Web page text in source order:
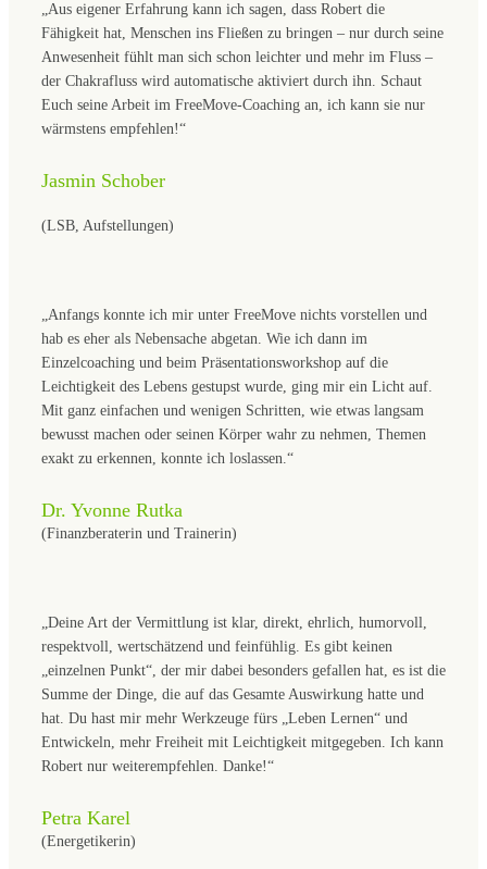
„Aus eigener Erfahrung kann ich sagen, dass Robert die
Fähigkeit hat, Menschen ins Fließen zu bringen – nur durch seine
Anwesenheit fühlt man sich schon leichter und mehr im Fluss –
der Chakrafluss wird automatische aktiviert durch ihn. Schaut
Euch seine Arbeit im FreeMove-Coaching an, ich kann sie nur
wärmstens empfehlen!“
Jasmin Schober
(LSB, Aufstellungen)
„Anfangs konnte ich mir unter FreeMove nichts vorstellen und
hab es eher als Nebensache abgetan. Wie ich dann im
Einzelcoaching und beim Präsentationsworkshop auf die
Leichtigkeit des Lebens gestupst wurde, ging mir ein Licht auf.
Mit ganz einfachen und wenigen Schritten, wie etwas langsam
bewusst machen oder seinen Körper wahr zu nehmen, Themen
exakt zu erkennen, konnte ich loslassen.“
Dr. Yvonne Rutka
(Finanzberaterin und Trainerin)
„Deine Art der Vermittlung ist klar, direkt, ehrlich, humorvoll,
respektvoll, wertschätzend und feinfühlig. Es gibt keinen
„einzelnen Punkt“, der mir dabei besonders gefallen hat, es ist die
Summe der Dinge, die auf das Gesamte Auswirkung hatte und
hat. Du hast mir mehr Werkzeuge fürs „Leben Lernen“ und
Entwickeln, mehr Freiheit mit Leichtigkeit mitgegeben. Ich kann
Robert nur weiterempfehlen. Danke!“
Petra Karel
(Energetikerin)